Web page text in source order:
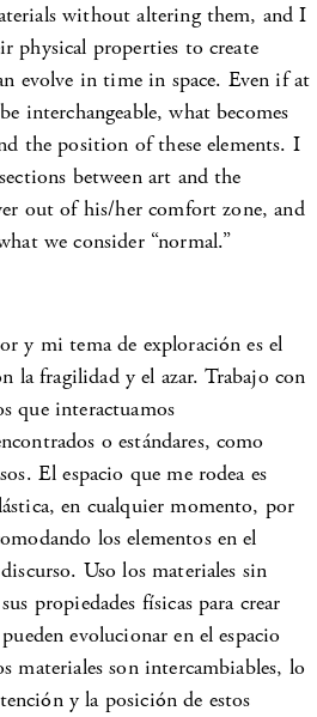
without altering them, and I
physical properties to create
evolve in time in space. Even if at
interchangeable, what becomes
the position of these elements. I
between art and the
out of his/her comfort zone, and
we consider “normal.”
y mi tema de exploración es el
la fragilidad y el azar. Trabajo con
que interactuamos
o estándares, como
El espacio que me rodea es
en cualquier momento, por
los elementos en el
Uso los materiales sin
propiedades físicas para crear
evolucionar en el espacio
materiales son intercambiables, lo
y la posición de estos